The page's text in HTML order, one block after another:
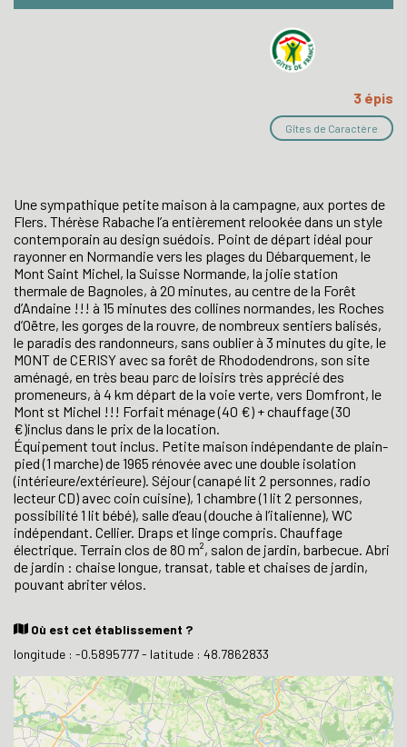
3 épis
Gîtes de Caractère
Une sympathique petite maison à la campagne, aux portes de
Flers. Thérèse Rabache l’a entièrement relookée dans un style
contemporain au design suédois. Point de départ idéal pour
rayonner en Normandie vers les plages du Débarquement, le
Mont Saint Michel, la Suisse Normande, la jolie station
thermale de Bagnoles, à 20 minutes, au centre de la Forêt
d’Andaine !!! à 15 minutes des collines normandes, les Roches
d’Oëtre, les gorges de la rouvre, de nombreux sentiers balisés,
le paradis des randonneurs, sans oublier à 3 minutes du gite, le
MONT de CERISY avec sa forêt de Rhododendrons, son site
aménagé, en très beau parc de loisirs très apprécié des
promeneurs, à 4 km départ de la voie verte, vers Domfront, le
Mont st Michel !!! Forfait ménage (40 €) + chauffage (30
€)inclus dans le prix de la location.
Équipement tout inclus. Petite maison indépendante de plain-
pied (1 marche) de 1965 rénovée avec une double isolation
(intérieure/extérieure). Séjour (canapé lit 2 personnes, radio
lecteur CD) avec coin cuisine), 1 chambre (1 lit 2 personnes,
possibilité 1 lit bébé), salle d’eau (douche à l’italienne), WC
indépendant. Cellier. Draps et linge compris. Chauffage
électrique. Terrain clos de 80 m², salon de jardin, barbecue. Abri
de jardin : chaise longue, transat, table et chaises de jardin,
pouvant abriter vélos.
Où est cet établissement ?
longitude : -0.5895777 - latitude : 48.7862833